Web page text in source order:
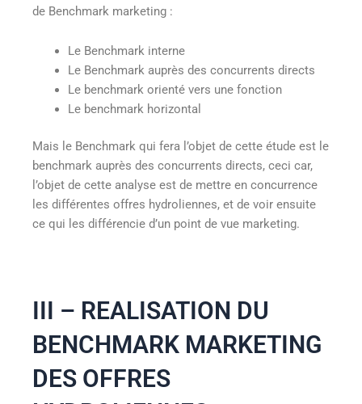
de Benchmark marketing :
Le Benchmark interne
Le Benchmark auprès des concurrents directs
Le benchmark orienté vers une fonction
Le benchmark horizontal
Mais le Benchmark qui fera l’objet de cette étude est le
benchmark auprès des concurrents directs, ceci car,
l’objet de cette analyse est de mettre en concurrence
les différentes offres hydroliennes, et de voir ensuite
ce qui les différencie d’un point de vue marketing.
III – REALISATION DU
BENCHMARK MARKETING
DES OFFRES